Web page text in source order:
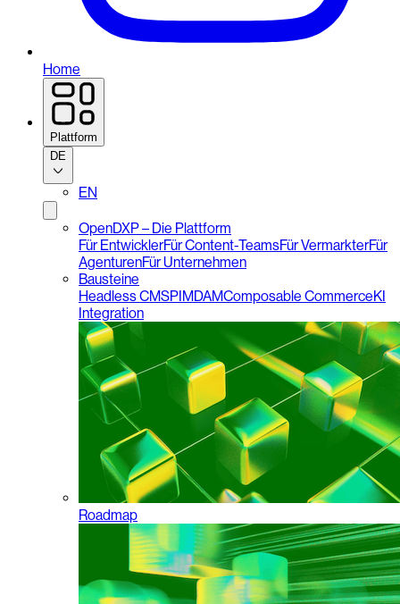
Home
Plattform
DE
EN
OpenDXP – Die Plattform
Für EntwicklerFür Content-TeamsFür VermarkterFür
AgenturenFür Unternehmen
Bausteine
Headless CMSPIMDAMComposable CommerceKI
Integration
Roadmap